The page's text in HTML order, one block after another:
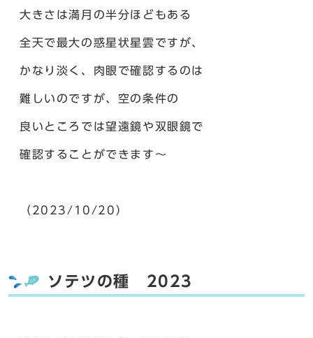
大きさは満月の半分ほどもある
全天で最大の惑星状星雲ですが、
かなり淡く、肉眼で確認するのは
難しいのですが、空の条件の
良いところでは望遠鏡や双眼鏡で
確認することができます～
（2023/10/20）
ソテツの種 2023